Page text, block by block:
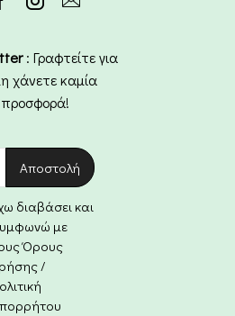
: Γραφτείτε για
χάνετε καμία
προσφορά!
διαβάσει και
με
Όρους
/